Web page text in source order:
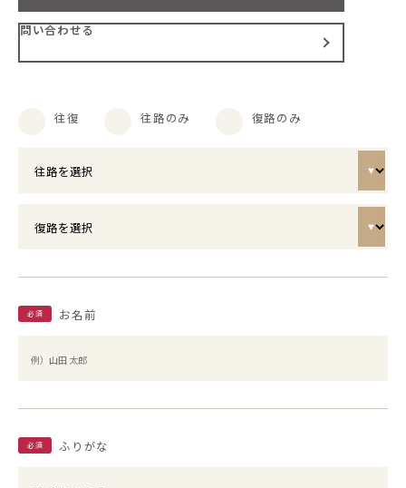
問い合わせる
往復 往路のみ 復路のみ
必須 お名前
必須 ふりがな